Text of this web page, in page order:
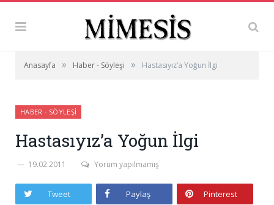
Anasayfa » Haber - Söyleşi » Hastasıyız’a Yoğun İlgi
HABER - SÖYLEŞI
Hastasıyız’a Yoğun İlgi
19.02.2011 Yorum yapılmamış
Tweet Paylaş Pinterest